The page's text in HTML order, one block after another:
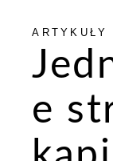
ARTYKUŁY
e